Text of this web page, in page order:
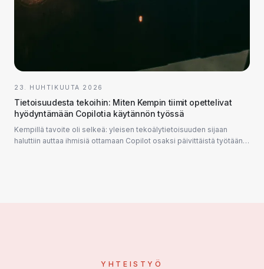
23. HUHTIKUUTA 2026
Tietoisuudesta tekoihin: Miten Kempin tiimit opettelivat
hyödyntämään Copilotia käytännön työssä
Kempillä tavoite oli selkeä: yleisen tekoälytietoisuuden sijaan
haluttiin auttaa ihmisiä ottamaan Copilot osaksi päivittäistä työtään.
YHTEISTYÖ